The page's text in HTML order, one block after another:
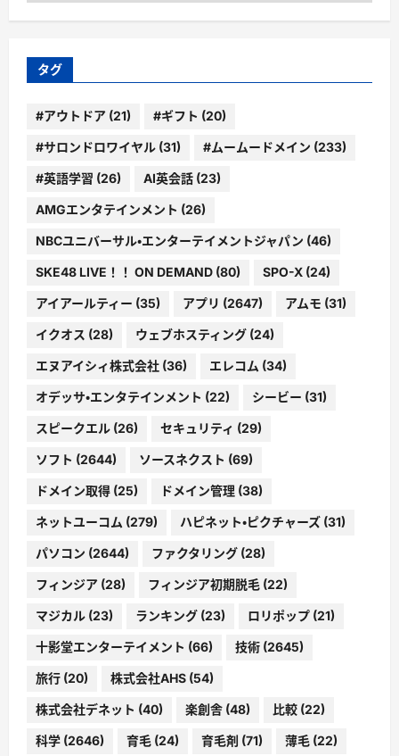
ゴ
ー
タグ
#アウトドア (21) #ギフト (20)
#サロンドロワイヤル (31) #ムームードメイン (233)
#英語学習 (26) AI英会話 (23)
AMGエンタテインメント (26)
NBCユニバーサル・エンターテイメントジャパン (46)
SKE48 LIVE！！ ON DEMAND (80) SPO-X (24)
アイアールティー (35) アプリ (2647) アムモ (31)
イクオス (28) ウェブホスティング (24)
エヌアイシィ株式会社 (36) エレコム (34)
オデッサ・エンタテインメント (22) シービー (31)
スピークエル (26) セキュリティ (29)
ソフト (2644) ソースネクスト (69)
ドメイン取得 (25) ドメイン管理 (38)
ネットユーコム (279) ハピネット・ピクチャーズ (31)
パソコン (2644) ファクタリング (28)
フィンジア (28) フィンジア初期脱毛 (22)
マジカル (23) ランキング (23) ロリポップ (21)
十影堂エンターテイメント (66) 技術 (2645)
旅行 (20) 株式会社AHS (54)
株式会社デネット (40) 楽創舎 (48) 比較 (22)
科学 (2646) 育毛 (24) 育毛剤 (71) 薄毛 (22)